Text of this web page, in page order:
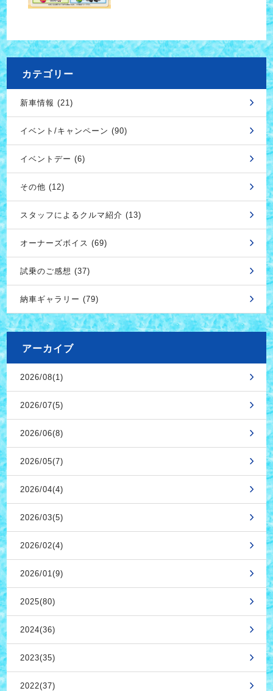
カテゴリー
新車情報 (21)
イベント/キャンペーン (90)
イベントデー (6)
その他 (12)
スタッフによるクルマ紹介 (13)
オーナーズボイス (69)
試乗のご感想 (37)
納車ギャラリー (79)
アーカイブ
2026/08(1)
2026/07(5)
2026/06(8)
2026/05(7)
2026/04(4)
2026/03(5)
2026/02(4)
2026/01(9)
2025(80)
2024(36)
2023(35)
2022(37)